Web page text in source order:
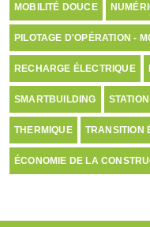
MOBILITÉ DOUCE
PILOTAGE D'OPÉRATION -
RECHARGE ÉLECTRIQUE
SMARTBUILDING
THERMIQUE TRANSITION
ÉCONOMIE DE LA